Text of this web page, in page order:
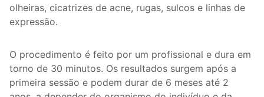
olheiras, cicatrizes de acne, rugas, sulcos e linhas de
expressão.
O procedimento é feito por um profissional e dura em
torno de 30 minutos. Os resultados surgem após a
primeira sessão e podem durar de 6 meses até 2